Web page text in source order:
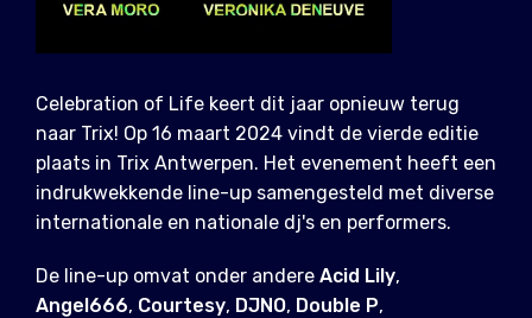
Celebration of Life keert dit jaar opnieuw terug
naar Trix! Op 16 maart 2024 vindt de vierde editie
plaats in Trix Antwerpen. Het evenement heeft een
indrukwekkende line-up samengesteld met diverse
internationale en nationale dj's en performers.
De line-up omvat onder andere Acid Lily,
Angel666, Courtesy, DJNO, Double P,